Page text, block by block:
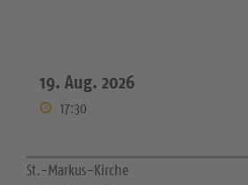
19. Aug. 2026
17:30
St.-Markus-Kirche